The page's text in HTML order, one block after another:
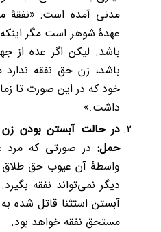
مدنی آمده است: «نفقۀ
عهدۀ شوهر است مگر
باشد. لیکن اگر عده از
باشد، زن حق نفقه
خود که در این صورت تا
داشت.»
در حالت آبستن بودن
حمل: در صورتی که مرد
واسطۀ آن عیوب حق طلاق
دیگر نمی‌تواند نفقه
آبستن استثنا قاتل شده
مستحق نفقه خواهد بود.